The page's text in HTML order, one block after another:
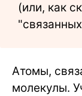
(или, как
Атомы,
молекулы.